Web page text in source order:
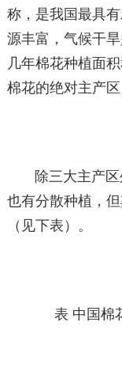
称，是我国最具
源丰富，气候干
几年棉花种植面
棉花的绝对主产区
除三大主产
也有分散种植，
（见下表）。
表 中国棉